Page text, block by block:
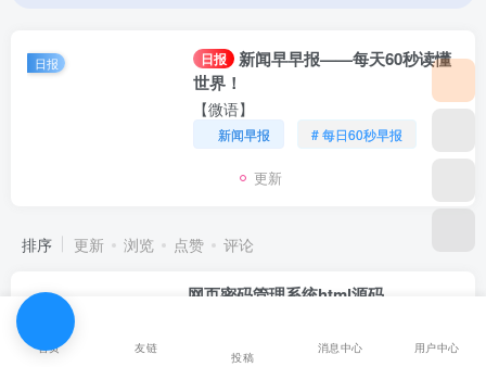
剥不开的栗子🌰
日报 日报
世界！
【微语】
新闻早报 # 每日60秒早报
更新
排序 更新 浏览 点赞 评论
网页密码管理系统html源码
首页 友链
投稿
消息中心 用户中心